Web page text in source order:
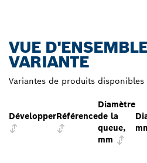
VUE
VARIANTE
Variantes de produits disponibles
DévelopperRéférence
Diamètre
de la
queue,
mm